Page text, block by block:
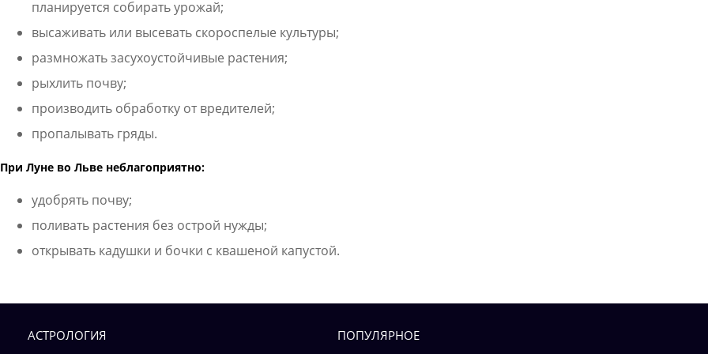
планируется собирать урожай;
высаживать или высевать скороспелые культуры;
размножать засухоустойчивые растения;
рыхлить почву;
производить обработку от вредителей;
пропалывать гряды.
При Луне во Льве неблагоприятно:
удобрять почву;
поливать растения без острой нужды;
открывать кадушки и бочки с квашеной капустой.
АСТРОЛОГИЯ ПОПУЛЯРНОЕ